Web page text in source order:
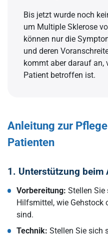
Bis jetzt wurde noch
um Multiple Sklerose
können nur die
und deren
kommt aber darauf an,
Patient betroffen ist.
Anleitung zur
Patienten
1. Unterstützung beim
Vorbereitung: Stellen Sie
Hilfsmittel, wie Gehstock
sind.
Technik: Stellen Sie sich